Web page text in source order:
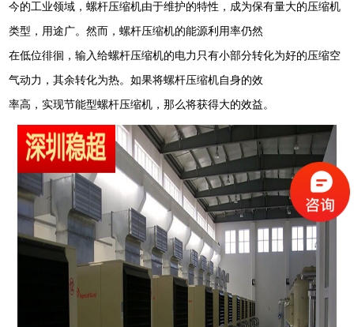
今的工业领域，螺杆压缩机由于维护的特性，成为保有量大的压缩机
类型， 用途广。然而，螺杆压缩机的能源利用率仍然
在低位徘徊，输入给螺杆压缩机的电力只有小部分转化为好的压缩空
气动力，其余转化为热。如果将螺杆压缩机自身的效
率高，实现节能型螺杆压缩机，那么将获得大的效益。